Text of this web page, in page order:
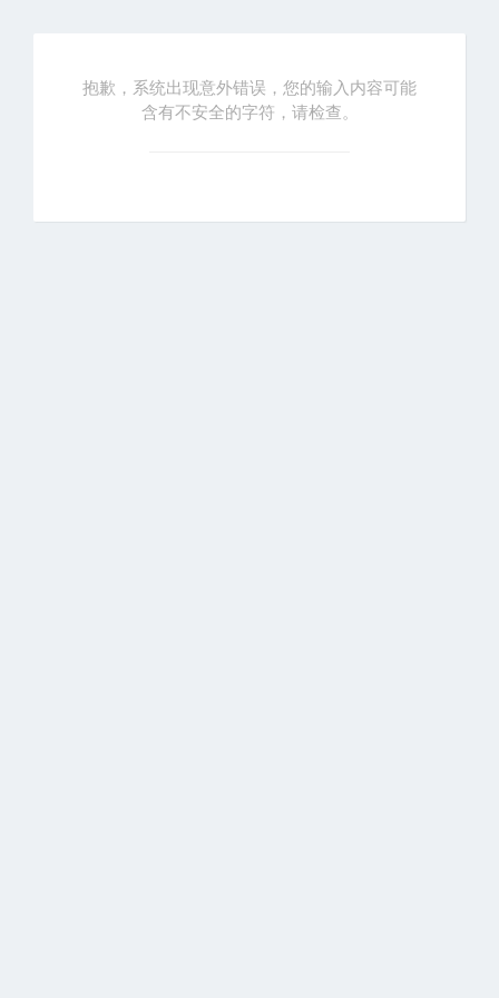
抱歉，系统出现意外错误，您的输入内容可能
含有不安全的字符，请检查。